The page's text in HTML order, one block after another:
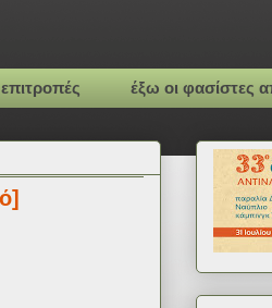
έξω οι φασίστες